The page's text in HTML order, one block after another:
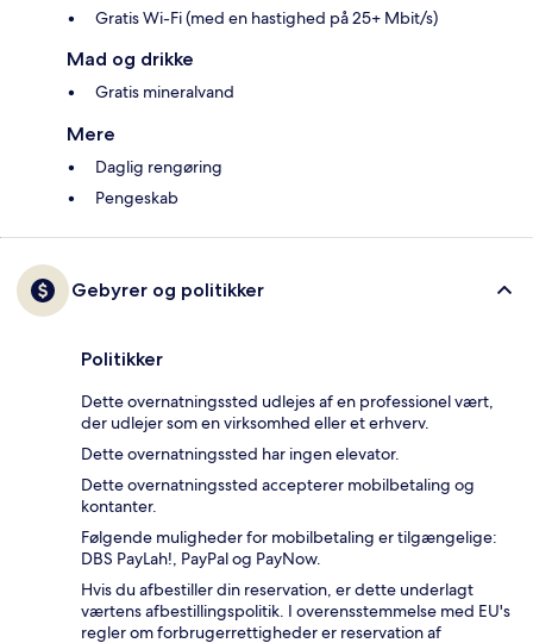
Gratis Wi-Fi (med en hastighed på 25+ Mbit/s)
Mad og drikke
Gratis mineralvand
Mere
Daglig rengøring
Pengeskab
Gebyrer og politikker
Politikker
Dette overnatningssted udlejes af en professionel vært,
der udlejer som en virksomhed eller et erhverv.
Dette overnatningssted har ingen elevator.
Dette overnatningssted accepterer mobilbetaling og
kontanter.
Følgende muligheder for mobilbetaling er tilgængelige:
DBS PayLah!, PayPal og PayNow.
Hvis du afbestiller din reservation, er dette underlagt
værtens afbestillingspolitik. I overensstemmelse med EU's
regler om forbrugerrettigheder er reservation af